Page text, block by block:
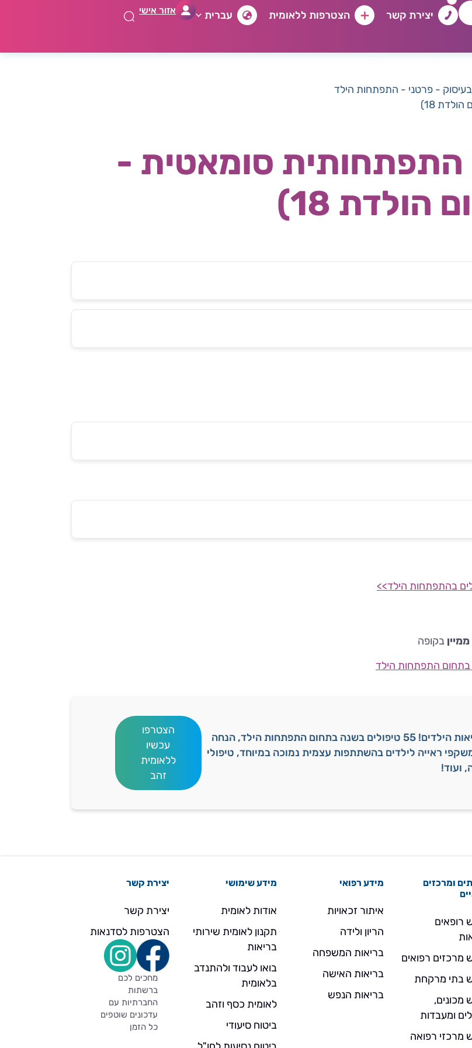
יצירת קשר הצטרפות ללאומית עברית אזור אישי
בעיסוק - פרטני - התפתחות הילד
התפתחותית סומאטית -
בהתפתחות הילד>>
ממיין בקופה
בתחום התפתחות הילד
לאומית זהב הכי טובה בבריאות הילדים! 55 טיפולים בשנה בתחום התפתחות הילד, הנחה
ראייה לילדים בהשתתפות עצמית נמוכה במיוחד, טיפולי
ועוד!
הצטרפו
עכשיו
ללאומית
זהב
ומרכזים
רופאים
מרכזים רפואים
בתי מרקחת
מכונים,
ומעבדות
מרכזי רפואה
מידע רפואי
איתור זכאויות
הריון ולידה
בריאות המשפחה
בריאות האישה
בריאות הנפש
מידע שימושי
אודות לאומית
תקנון לאומית שירותי
בריאות
בואו לעבוד ולהתנדב
בלאומית
לאומית כסף וזהב
ביטוח סיעודי
יצירת קשר
יצירת קשר
הצטרפות לסדנאות
מחכים לכם
ברשתות
החברתיות עם
עדכונים שוטפים
כל הזמן